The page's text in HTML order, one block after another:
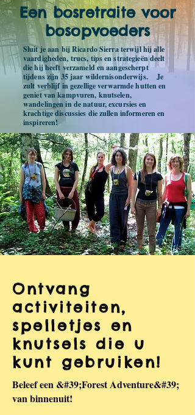
Een bosretraite voor
bosopvoeders
Sluit je aan bij Ricardo Sierra terwijl hij alle
vaardigheden, trucs, tips en strategieën deelt
die hij heeft verzameld en aangescherpt
tijdens zijn 35 jaar wildernisonderwijs. Je
zult verblijf in gezellige verwarmde hutten en
geniet van kampvuren, knutselen,
wandelingen in de natuur, excursies en
krachtige discussies die zullen informeren en
inspireren!
Ontvang
activiteiten,
spelletjes en
knutsels die u
kunt gebruiken!
Beleef een &#39;Forest Adventure&#39;
van binnenuit!